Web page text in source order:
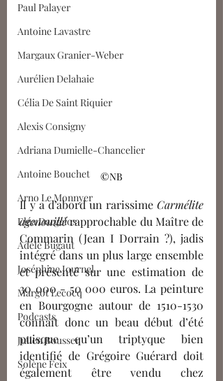
Paul Palayer
Antoine Lavastre
Margaux Granier-Weber
Aurélien Delahaie
Célia De Saint Riquier
Alexis Consigny
Adriana Dumielle-Chancelier
Antoine Bouchet
Arno Le Monnyer
Eléa Dargelos
Adèle Bugaut
Joséphine Journel
Margot Lecocq
Podcasts
Julien Bousser
Solène Feix
©NB
Il y a d’abord un rarissime Carmélite
agenouillé rapprochable du Maître de
Commarin (Jean I Dorrain ?), jadis
intégré dans un plus large ensemble
et présenté sur une estimation de
30 000 - 50 000 euros. La peinture
en Bourgogne autour de 1510-1530
connaît donc un beau début d’été
puisque qu’un triptyque bien
identifié de Grégoire Guérard doit
également être vendu chez